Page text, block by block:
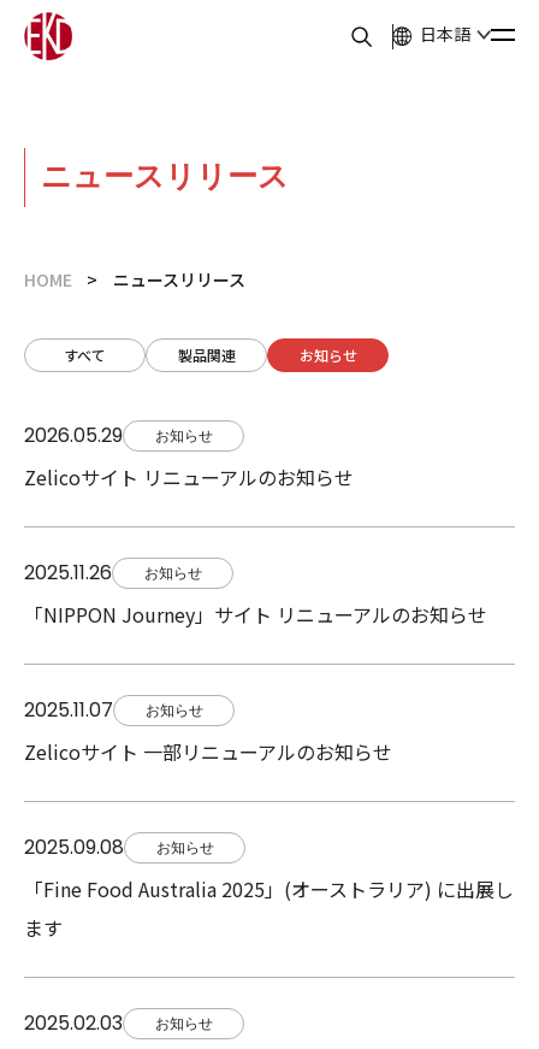
日本語
ニュースリリース
HOME ニュースリリース
すべて 製品関連 お知らせ
2026.05.29 お知らせ
Zelicoサイト リニューアルのお知らせ
2025.11.26 お知らせ
「NIPPON Journey」サイト リニューアルのお知らせ
2025.11.07 お知らせ
Zelicoサイト 一部リニューアルのお知らせ
2025.09.08 お知らせ
「Fine Food Australia 2025」(オーストラリア) に出展し
ます
2025.02.03 お知らせ